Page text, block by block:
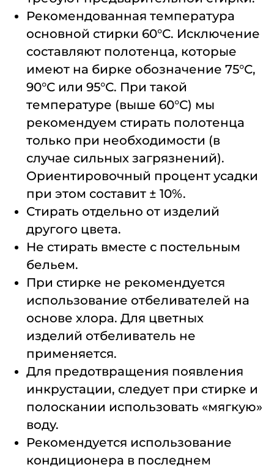
Рекомендованная температура
основной стирки 60°С. Исключение
составляют полотенца, которые
имеют на бирке обозначение 75°С,
90°С или 95°С. При такой
температуре (выше 60°С) мы
рекомендуем стирать полотенца
только при необходимости (в
случае сильных загрязнений).
Ориентировочный процент усадки
при этом составит ± 10%.
Стирать отдельно от изделий
другого цвета.
Не стирать вместе с постельным
бельем.
При стирке не рекомендуется
использование отбеливателей на
основе хлора. Для цветных
изделий отбеливатель не
применяется.
Для предотвращения появления
инкрустации, следует при стирке и
полоскании использовать «мягкую»
воду.
Рекомендуется использование
кондиционера в последнем